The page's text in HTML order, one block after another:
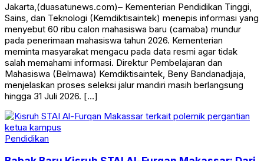
Jakarta,(duasatunews.com)– Kementerian Pendidikan Tinggi,
Sains, dan Teknologi (Kemdiktisaintek) menepis informasi yang
menyebut 60 ribu calon mahasiswa baru (camaba) mundur
pada penerimaan mahasiswa tahun 2026. Kementerian
meminta masyarakat mengacu pada data resmi agar tidak
salah memahami informasi. Direktur Pembelajaran dan
Mahasiswa (Belmawa) Kemdiktisaintek, Beny Bandanadjaja,
menjelaskan proses seleksi jalur mandiri masih berlangsung
hingga 31 Juli 2026. […]
Pendidikan